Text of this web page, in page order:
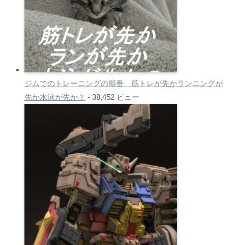
ジムでのトレーニングの順番 筋トレが先かランニングが
先か水泳が先か？ - 38,452 ビュー